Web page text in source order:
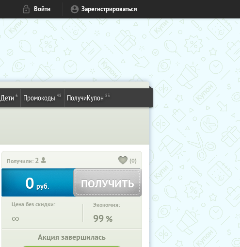
Войти Зарегистрироваться
Дети 6 Промокоды 48 ПолучиКупон 83
Получили: 2 (0)
0 руб. ПОЛУЧИТЬ
Цена без скидки:
∞
Экономия:
99 %
Акция завершилась